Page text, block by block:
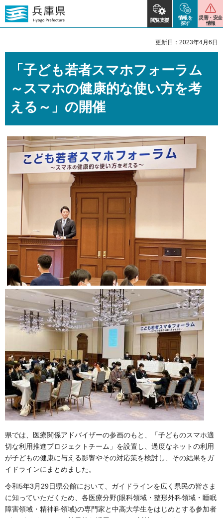
閲覧支援
情報を
探す
災害・安全
情報
更新日：2023年4月6日
「子ども若者スマホフォーラム
～スマホの健康的な使い方を考
える～」の開催
県では、医療関係アドバイザーの参画のもと、「子どものスマホ適
切な利用推進プロジェクトチーム」を設置し、過度なネットの利用
が子どもの健康に与える影響やその対応策を検討し、その結果をガ
イドラインにまとめました。
令和5年3月29日県公館において、ガイドラインを広く県民の皆さま
に知っていただくため、各医療分野(眼科領域・整形外科領域・睡眠
障害領域・精神科領域)の専門家と中高大学生をはじめとする参加者